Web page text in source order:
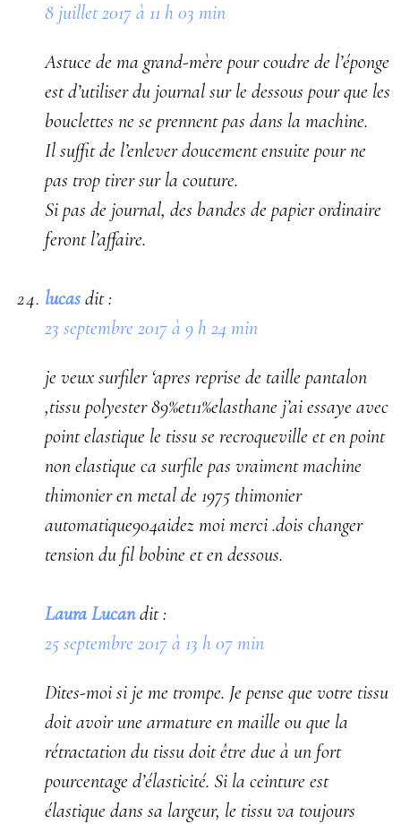
8 juillet 2017 à 11 h 03 min
Astuce de ma grand-mère pour coudre de l’éponge
est d’utiliser du journal sur le dessous pour que les
bouclettes ne se prennent pas dans la machine.
Il suffit de l’enlever doucement ensuite pour ne
pas trop tirer sur la couture.
Si pas de journal, des bandes de papier ordinaire
feront l’affaire.
lucasdit :
23 septembre 2017 à 9 h 24 min
je veux surfiler ‘apres reprise de taille pantalon
,tissu polyester 89%et11%elasthane j’ai essaye avec
point elastique le tissu se recroqueville et en point
non elastique ca surfile pas vraiment machine
thimonier en metal de 1975 thimonier
automatique904aidez moi merci .dois changer
tension du fil bobine et en dessous.
Laura Lucandit :
25 septembre 2017 à 13 h 07 min
Dites-moi si je me trompe. Je pense que votre tissu
doit avoir une armature en maille ou que la
rétractation du tissu doit être due à un fort
pourcentage d’élasticité. Si la ceinture est
élastique dans sa largeur, le tissu va toujours